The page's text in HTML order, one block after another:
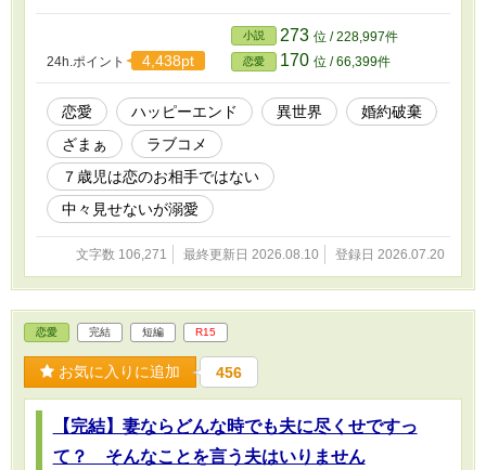
過去作の改稿版ですが、設定が変わっております。
24h.ポイント 4,438pt
小説 273 位 / 228,997件
恋愛 170 位 / 66,399件
恋愛 ハッピーエンド 異世界
婚約破棄
ざまぁ
ラブコメ
７歳児は恋のお相手ではない
中々見せないが溺愛
文字数 106,271 最終更新日 2026.08.10 登録日 2026.07.20
恋愛 完結 短編 R15
お気に入りに追加 456
【完結】妻ならどんな時でも夫に尽くせですっ
て？ そんなことを言う夫はいりません